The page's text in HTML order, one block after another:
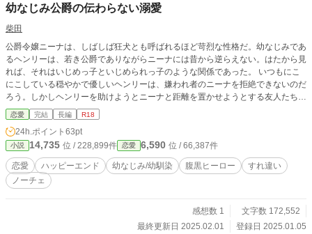
幼なじみ公爵の伝わらない溺愛
柴田
公爵令嬢ニーナは、しばしば狂犬とも呼ばれるほど苛烈な性格だ。幼なじみであ
るヘンリーは、若き公爵でありながらニーナには昔から逆らえない。はたから見
れば、それはいじめっ子といじめられっ子のような関係であった。 いつもにこ
にこしている穏やかで優しいヘンリーは、嫌われ者のニーナを拒絶できないのだ
ろう。しかしヘンリーを助けようとニーナと距離を置かせようとする友人たちか
ら、ヘンリーは逆に離れていく。 まるで自分の世界にはニーナひとりがいれば
いいというように。 ある日ニーナに彼氏ができたという噂をヘンリーが耳にし
てから、二人の関係は急激に変化していく――。 わがまま高慢ちきヒロイン全
肯定型ヒーローが、なんやかんやと理由をつけてヒロインを丸め込んで絶対に離
さない話です。 ※ヒロインがヒーローを叩いたりする場面がありますが、ヒー
ローは喜んでいるのでご安心ください。 ※ヒーローはヒロイン以外を人間とも
思っていません。悪くない人もひどい目に遭っている場合があります。 ※性描
恋愛 完結 長編 R18
24h.ポイント 63pt
小説 14,735 位 / 228,899件 恋愛 6,590 位 / 66,387件
恋愛 ハッピーエンド 幼なじみ/幼馴染 腹黒ヒーロー
すれ違い
ノーチェ
感想数 1
文字数 172,552
最終更新日 2025.02.01
登録日 2025.01.05